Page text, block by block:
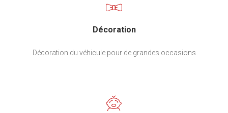
Décoration
Décoration du véhicule pour de grandes occasions